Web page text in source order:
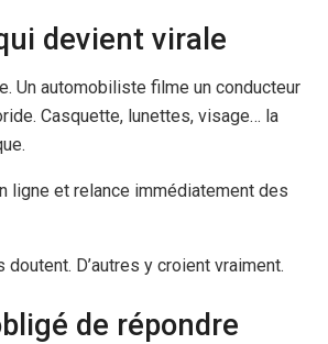
devient virale
Un automobiliste filme un conducteur
Casquette, lunettes, visage… la
ligne et relance immédiatement des
D’autres y croient vraiment.
de répondre